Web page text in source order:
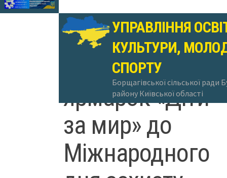
УПРАВЛІННЯ
КУЛЬТУРИ,
СПОРТУ
Борщагівської сільської ради
району Київської області
Благодійний
ярмарок «Діти
за мир» до
Міжнародного